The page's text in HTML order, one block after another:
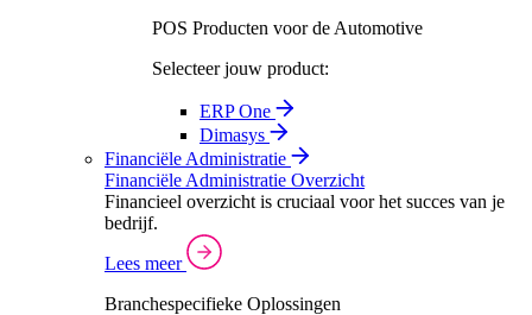
POS Producten voor de Automotive
Selecteer jouw product:
ERP One
Dimasys
Financiële Administratie
Financiële Administratie Overzicht
Financieel overzicht is cruciaal voor het succes van je
bedrijf.
Lees meer
Branchespecifieke Oplossingen